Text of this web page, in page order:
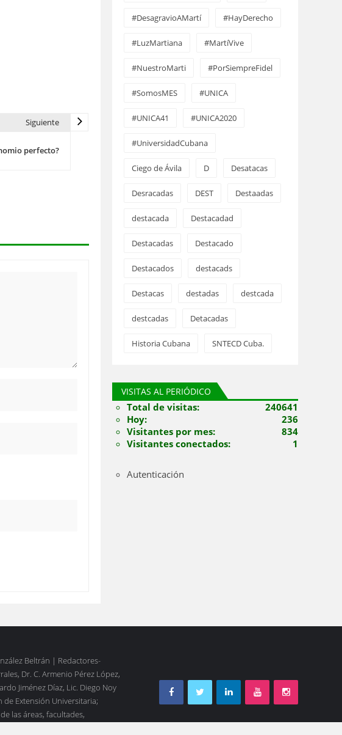
Siguiente
perfecto?
#DesagravioAMartí #HayDerecho
#LuzMartiana #MartíVive
#NuestroMarti #PorSiempreFidel
#SomosMES #UNICA
#UNICA41 #UNICA2020
#UniversidadCubana
Ciego de Ávila D Desatacas
Desracadas DEST Destaadas
destacada Destacadad
Destacadas Destacado
Destacados destacads
Destacas destadas destcada
destcadas Detacadas
Historia Cubana SNTECD Cuba.
VISITAS AL PERIÓDICO
240641
Total de visitas:
236
Hoy:
834
Visitantes por mes:
1
Visitantes conectados:
Autenticación
Beltrán | Redactores-
Dr. C. Armenio Pérez López,
Jiménez Díaz, Lic. Diego Noy
Extensión Universitaria;
las áreas, facultades,